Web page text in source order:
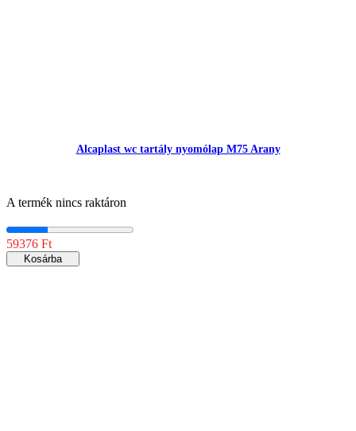
Alcaplast wc tartály nyomólap M75 Arany
A termék nincs raktáron
59376 Ft
Kosárba